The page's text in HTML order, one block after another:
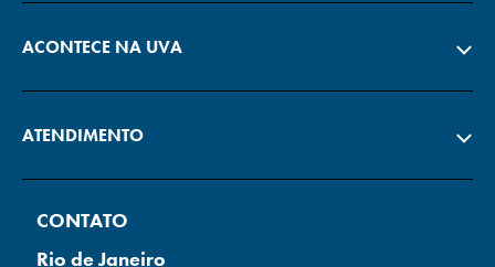
ACONTECE NA UVA
ATENDIMENTO
CONTATO
Rio de Janeiro